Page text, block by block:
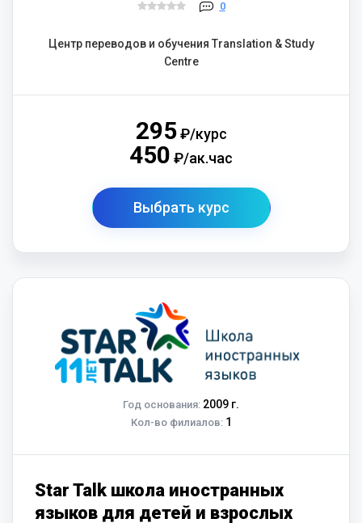
0
Центр переводов и обучения Translation & Study
Centre
295₽/курс
450 ₽/ак.час
Выбрать курс
Год основания: 2009 г.
Кол-во филиалов:1
Star Talk школа иностранных
языков для детей и взрослых